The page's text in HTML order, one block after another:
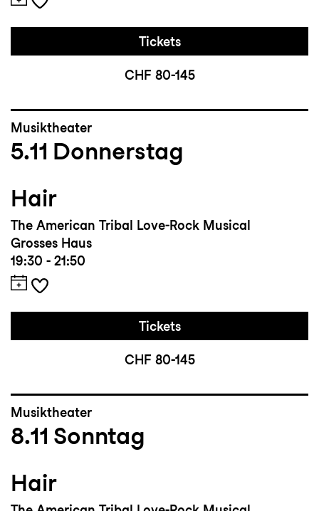
Tickets
CHF 80-145
Musiktheater
5.11 Donnerstag
Hair
The American Tribal Love-Rock Musical
Grosses Haus
19:30 - 21:50
Tickets
CHF 80-145
Musiktheater
8.11 Sonntag
Hair